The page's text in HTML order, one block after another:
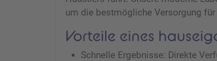
um die bestmögliche Versorgung
Vorteile eines
Schnelle Ergebnisse: Direkte